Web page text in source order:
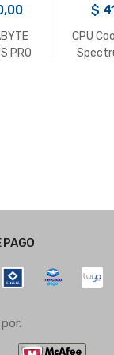
PRO
$
CPU
PAGO